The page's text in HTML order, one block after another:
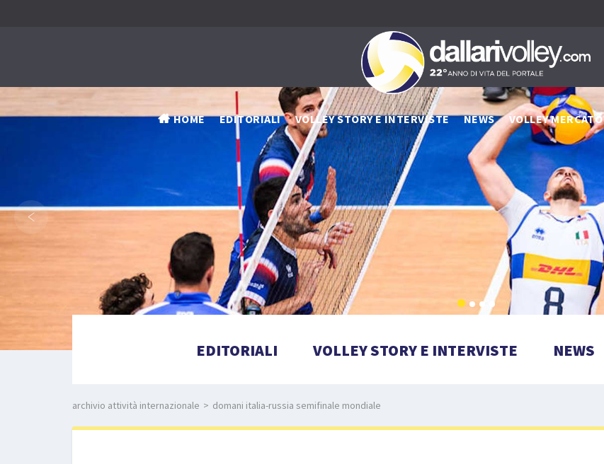
HOME EDITORIALI VOLLEY STORY E INTERVISTE NEWS VOLLEY MERCATO
‹
EDITORIALI VOLLEY STORY E INTERVISTE NEWS
archivio attività internazionale > domani italia-russia semifinale mondiale